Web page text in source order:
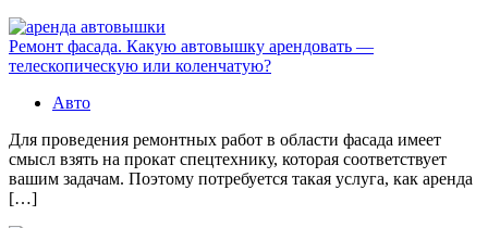
Ремонт фасада. Какую автовышку арендовать —
телескопическую или коленчатую?
Авто
Для проведения ремонтных работ в области фасада имеет
смысл взять на прокат спецтехнику, которая соответствует
вашим задачам. Поэтому потребуется такая услуга, как аренда
[…]